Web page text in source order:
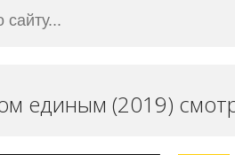
единым (2019)